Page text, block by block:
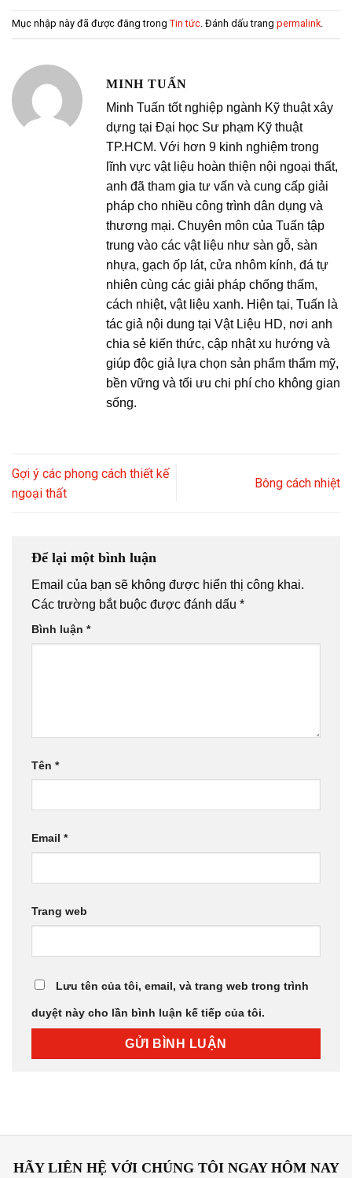
Mục nhập này đã được đăng trong Tin tức . Đánh dấu trang permalink
MINH TUẤN
Minh Tuấn tốt nghiệp ngành Kỹ thuật xây
dựng tại Đại học Sư phạm Kỹ thuật
TP.HCM. Với hơn 9 kinh nghiệm trong
lĩnh vực vật liệu hoàn thiện nội ngoại thất,
anh đã tham gia tư vấn và cung cấp giải
pháp cho nhiều công trình dân dụng và
thương mại. Chuyên môn của Tuấn tập
trung vào các vật liệu như sàn gỗ, sàn
nhựa, gạch ốp lát, cửa nhôm kính, đá tự
nhiên cùng các giải pháp chống thấm,
cách nhiệt, vật liệu xanh. Hiện tại, Tuấn là
tác giả nội dung tại Vật Liệu HD, nơi anh
chia sẻ kiến thức, cập nhật xu hướng và
giúp độc giả lựa chọn sản phẩm thẩm mỹ,
bền vững và tối ưu chi phí cho không gian
sống.
Gợi ý các phong cách thiết kế
ngoại thất
Bông cách nhiệt
Để lại một bình luận
Email của bạn sẽ không được hiển thị công khai.
Các trường bắt buộc được đánh dấu *
Bình luận *
Tên *
Email *
Trang web
Lưu tên của tôi, email, và trang web trong trình
duyệt này cho lần bình luận kế tiếp của tôi.
HÃY LIÊN HỆ VỚI CHÚNG TÔI NGAY HÔM NAY